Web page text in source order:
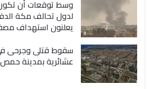
وسط توقعات أن تكون
لدول تحالف مكة
يعلنون استهداف
سقوط قتلى وجرحى
عشائرية بمدينة